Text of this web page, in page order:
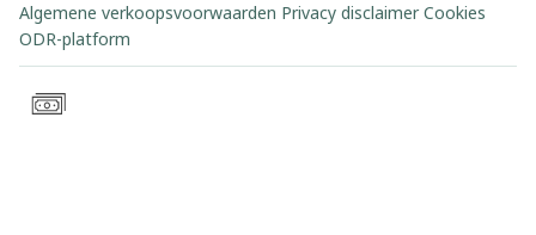
Algemene verkoopsvoorwaarden Privacy disclaimer Cookies
ODR-platform